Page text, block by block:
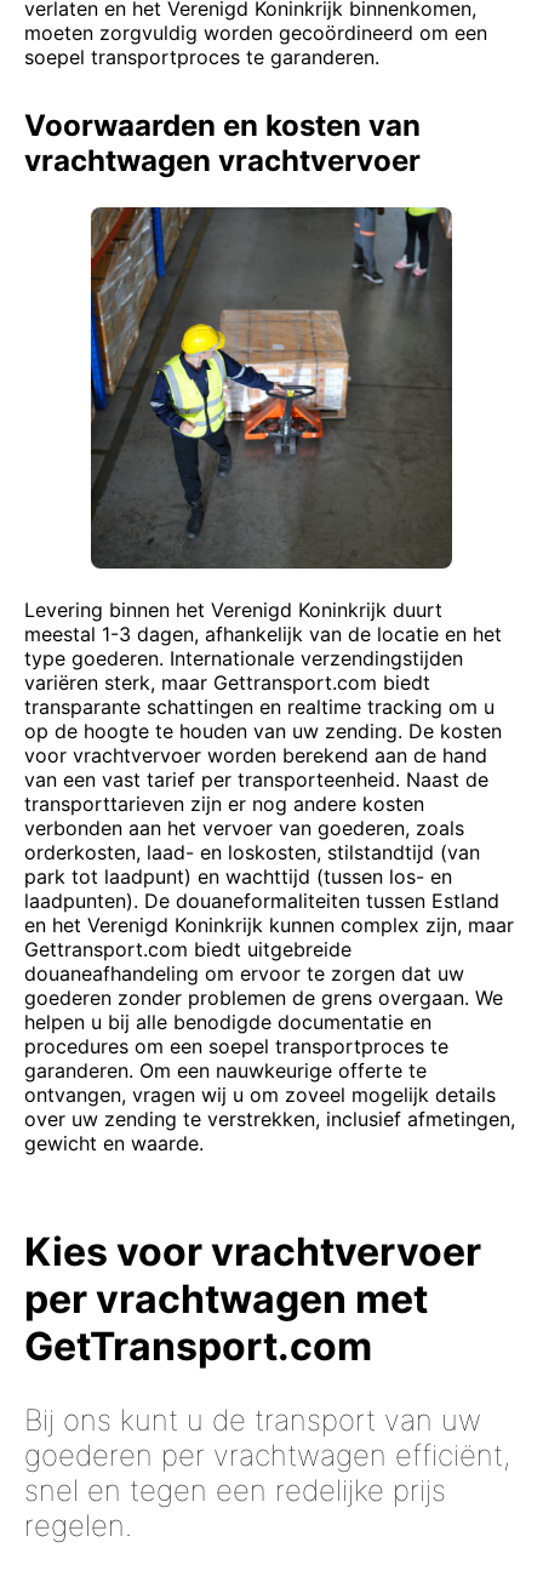
verlaten en het Verenigd Koninkrijk binnenkomen,
moeten zorgvuldig worden gecoördineerd om een ​​
soepel transportproces te garanderen.
Voorwaarden en kosten van
vrachtwagen vrachtvervoer
Levering binnen het Verenigd Koninkrijk duurt
meestal 1-3 dagen, afhankelijk van de locatie en het
type goederen. Internationale verzendingstijden
variëren sterk, maar Gettransport.com biedt
transparante schattingen en realtime tracking om u
op de hoogte te houden van uw zending. De kosten
voor vrachtvervoer worden berekend aan de hand
van een vast tarief per transporteenheid. Naast de
transporttarieven zijn er nog andere kosten
verbonden aan het vervoer van goederen, zoals
orderkosten, laad- en loskosten, stilstandtijd (van
park tot laadpunt) en wachttijd (tussen los- en
laadpunten). De douaneformaliteiten tussen Estland
en het Verenigd Koninkrijk kunnen complex zijn, maar
Gettransport.com biedt uitgebreide
douaneafhandeling om ervoor te zorgen dat uw
goederen zonder problemen de grens overgaan. We
helpen u bij alle benodigde documentatie en
procedures om een ​​soepel transportproces te
garanderen. Om een nauwkeurige offerte te
ontvangen, vragen wij u om zoveel mogelijk details
over uw zending te verstrekken, inclusief afmetingen,
gewicht en waarde.
Kies voor vrachtvervoer
per vrachtwagen met
GetTransport.com
Bij ons kunt u de transport van uw
goederen per vrachtwagen efficiënt,
snel en tegen een redelijke prijs
regelen.